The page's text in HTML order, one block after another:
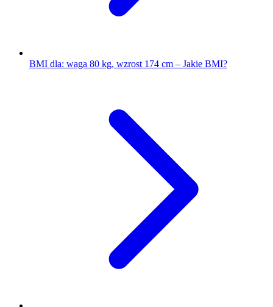
BMI dla: waga 80 kg, wzrost 174 cm – Jakie BMI?